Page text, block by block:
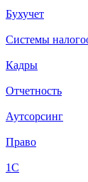
Бухучет
Системы
Кадры
Отчетность
Аутсорсинг
Право
1С